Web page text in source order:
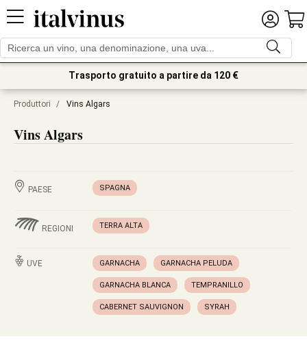
Trasporto gratuito a partire da 120 €
Produttori / Vins Algars
Vins Algars
PAESE SPAGNA
REGIONI TERRA ALTA
UVE GARNACHA GARNACHA PELUDA
GARNACHA BLANCA TEMPRANILLO
CABERNET SAUVIGNON SYRAH